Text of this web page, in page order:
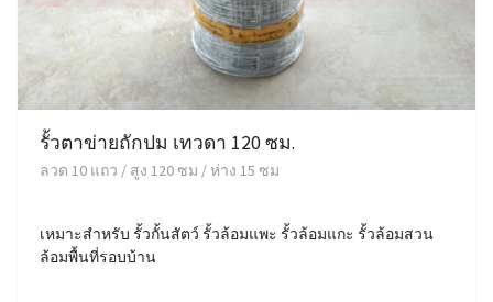
รั้วตาข่ายถักปม เทวดา 120 ซม.
ลวด 10 แถว / สูง 120 ซม / ห่าง 15 ซม
เหมาะสำหรับ รั้วกั้นสัตว์ รั้วล้อมแพะ รั้วล้อมแกะ รั้วล้อมสวน
ล้อมพื้นที่รอบบ้าน